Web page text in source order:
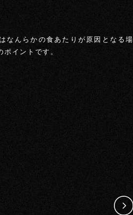
なんらかの食あたりが原因となる場
イントです。